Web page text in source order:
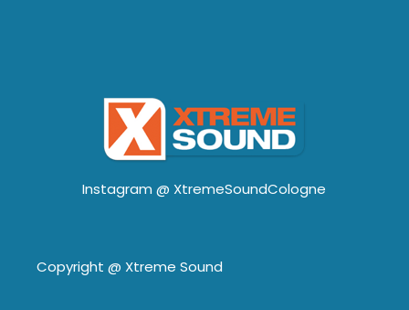
Instagram @ XtremeSoundCologne
Copyright @ Xtreme Sound